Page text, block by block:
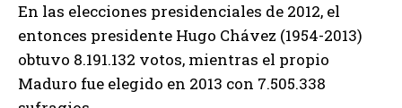
En las elecciones presidenciales de 2012, el
entonces presidente Hugo Chávez (1954-2013)
obtuvo 8.191.132 votos, mientras el propio
Maduro fue elegido en 2013 con 7.505.338